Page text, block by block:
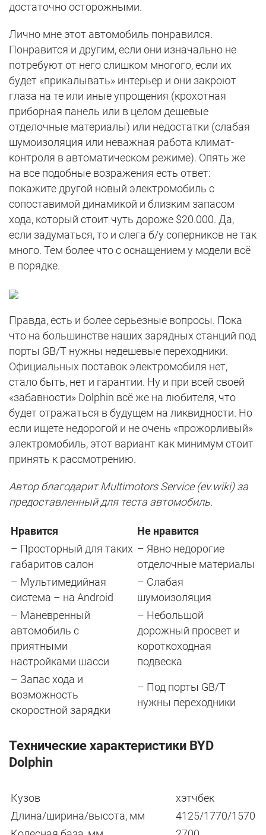
достаточно осторожными.
Лично мне этот автомобиль понравился.
Понравится и другим, если они изначально не
потребуют от него слишком многого, если их
будет «прикалывать» интерьер и они закроют
глаза на те или иные упрощения (крохотная
приборная панель или в целом дешевые
отделочные материалы) или недостатки (слабая
шумоизоляция или неважная работа климат-
контроля в автоматическом режиме). Опять же
на все подобные возражения есть ответ:
покажите другой новый электромобиль с
сопоставимой динамикой и близким запасом
хода, который стоит чуть дороже $20.000. Да,
если задуматься, то и слега б/у соперников не так
много. Тем более что с оснащением у модели всё
в порядке.
Правда, есть и более серьезные вопросы. Пока
что на большинстве наших зарядных станций под
порты GB/T нужны недешевые переходники.
Официальных поставок электромобиля нет,
стало быть, нет и гарантии. Ну и при всей своей
«забавности» Dolphin всё же на любителя, что
будет отражаться в будущем на ликвидности. Но
если ищете недорогой и не очень «прожорливый»
электромобиль, этот вариант как минимум стоит
принять к рассмотрению.
Автор благодарит Multimotors Service (ev.wiki) за
предоставленный для теста автомобиль.
Нравится
Не нравится
– Просторный для таких
габаритов салон
– Явно недорогие
отделочные материалы
– Мультимедийная
система – на Android
– Слабая
шумоизоляция
– Маневренный
автомобиль с
приятными
настройками шасси
– Небольшой
дорожный просвет и
короткоходная
подвеска
– Запас хода и
возможность
скоростной зарядки
– Под порты GB/T
нужны переходники
Технические характеристики BYD
Dolphin
Кузов
хэтчбек
Длина/ширина/высота, мм
4125/1770/1570